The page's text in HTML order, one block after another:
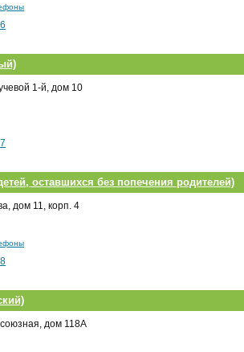
1-й, дом 10
оставшихся без попечения родителей)
дом 11, корп. 4
дом 118А